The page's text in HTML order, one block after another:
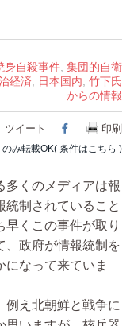
身自殺事件 集団的自衛
経済 日本国内 竹下氏
からの情報
ツイート Facebook
印刷
のみ転載OK( 条件はこちら )
くのメディアは報
統制されていること
くこの事件が取り
、政府が情報統制を
になって来ていま
例え北朝鮮と戦争に